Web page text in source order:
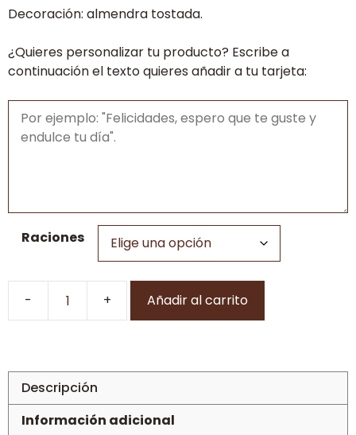
36,00€
Decoración: almendra tostada.
¿Quieres personalizar tu producto? Escribe a
continuación el texto quieres añadir a tu tarjeta:
Raciones
SanAñadir al carrito
Descripción
Información adicional